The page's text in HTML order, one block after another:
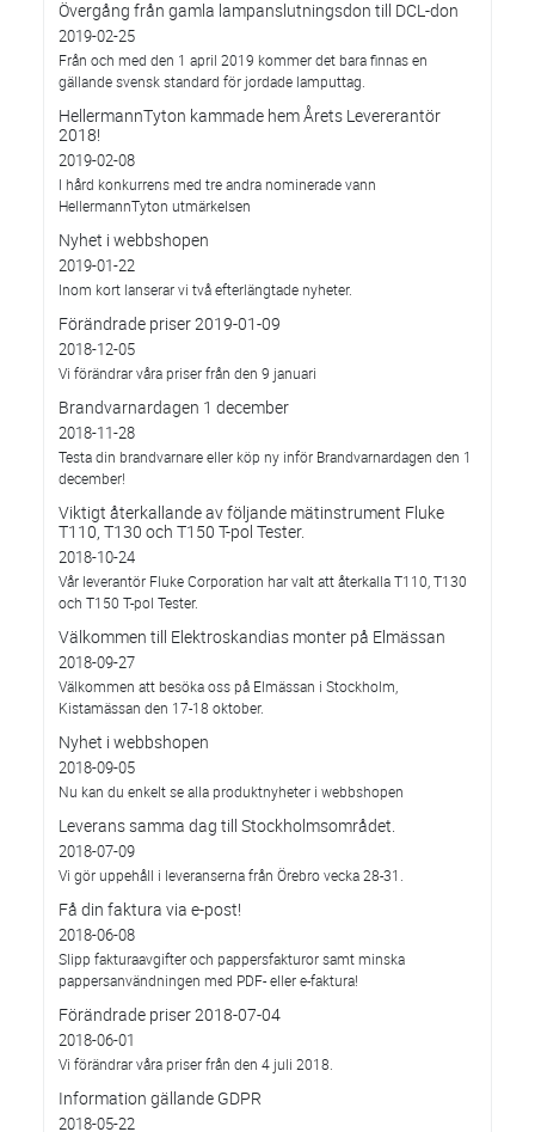
Övergång från gamla lampanslutningsdon till DCL-don
2019-02-25
Från och med den 1 april 2019 kommer det bara finnas en
gällande svensk standard för jordade lamputtag.
HellermannTyton kammade hem Årets Levererantör
2018!
2019-02-08
I hård konkurrens med tre andra nominerade vann
HellermannTyton utmärkelsen
Nyhet i webbshopen
2019-01-22
Inom kort lanserar vi två efterlängtade nyheter.
Förändrade priser 2019-01-09
2018-12-05
Vi förändrar våra priser från den 9 januari
Brandvarnardagen 1 december
2018-11-28
Testa din brandvarnare eller köp ny inför Brandvarnardagen den 1
december!
Viktigt återkallande av följande mätinstrument Fluke
T110, T130 och T150 T-pol Tester.
2018-10-24
Vår leverantör Fluke Corporation har valt att återkalla T110, T130
och T150 T-pol Tester.
Välkommen till Elektroskandias monter på Elmässan
2018-09-27
Välkommen att besöka oss på Elmässan i Stockholm,
Kistamässan den 17-18 oktober.
Nyhet i webbshopen
2018-09-05
Nu kan du enkelt se alla produktnyheter i webbshopen
Leverans samma dag till Stockholmsområdet.
2018-07-09
Vi gör uppehåll i leveranserna från Örebro vecka 28-31.
Få din faktura via e-post!
2018-06-08
Slipp fakturaavgifter och pappersfakturor samt minska
pappersanvändningen med PDF- eller e-faktura!
Förändrade priser 2018-07-04
2018-06-01
Vi förändrar våra priser från den 4 juli 2018.
Information gällande GDPR
2018-05-22